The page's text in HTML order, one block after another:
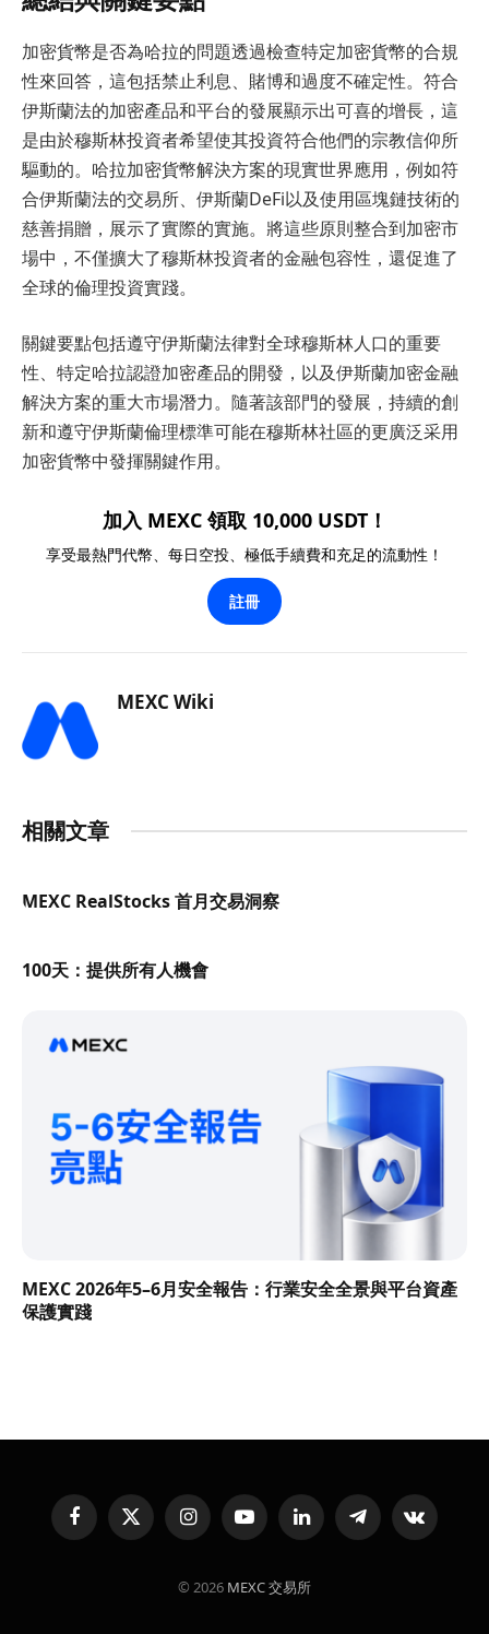
加密貨幣是否為哈拉的問題透過檢查特定加密貨幣的合規
性來回答，這包括禁止利息、賭博和過度不確定性。符合
伊斯蘭法的加密產品和平台的發展顯示出可喜的增長，這
是由於穆斯林投資者希望使其投資符合他們的宗教信仰所
驅動的。哈拉加密貨幣解決方案的現實世界應用，例如符
合伊斯蘭法的交易所、伊斯蘭DeFi以及使用區塊鏈技術的
慈善捐贈，展示了實際的實施。將這些原則整合到加密市
場中，不僅擴大了穆斯林投資者的金融包容性，還促進了
全球的倫理投資實踐。
關鍵要點包括遵守伊斯蘭法律對全球穆斯林人口的重要
性、特定哈拉認證加密產品的開發，以及伊斯蘭加密金融
解決方案的重大市場潛力。隨著該部門的發展，持續的創
新和遵守伊斯蘭倫理標準可能在穆斯林社區的更廣泛采用
加密貨幣中發揮關鍵作用。
加入 MEXC 領取 10,000 USDT！
享受最熱門代幣、每日空投、極低手續費和充足的流動性！
註冊
MEXC Wiki
相關文章
MEXC RealStocks 首月交易洞察
100天：提供所有人機會
MEXC 2026年5–6月安全報告：行業安全全景與平台資產
保護實踐
FacebookX
(Twitter)
InstagramYouTubeLinkedInTelegramVKontakte
© 2026 MEXC 交易所